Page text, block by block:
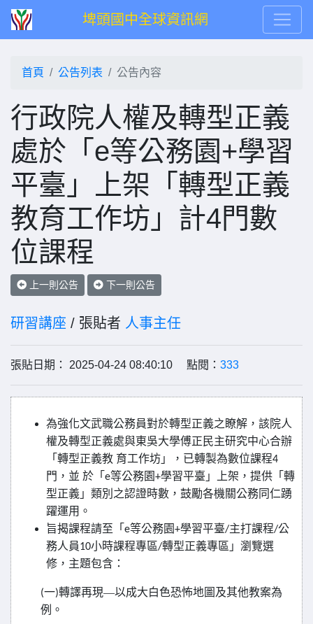
埤頭國中全球資訊網
首頁 公告列表 公告內容
行政院人權及轉型正義
處於「e等公務園+學習
平臺」上架「轉型正義
教育工作坊」計4門數
位課程
上一則公告 下一則公告
研習講座 / 張貼者 人事主任
張貼日期： 2025-04-24 08:40:10 點閱： 333
為強化文武職公務員對於轉型正義之瞭解，該院人
權及轉型正義處與東吳大學傅正民主研究中心合辦
「轉型正義教 育工作坊」，已轉製為數位課程4
門，並 於「 e等公務園+學習平臺」上架，提供「轉
型正義」類別之認證時數，鼓勵各機關公務同仁踴
躍運用。
旨揭課程請至「 e等公務園+學習平臺/主打課程/公
務人員10小時課程專區/轉型正義專區」瀏覽選
修，主題包含：
(一)轉譯再現—以成大白色恐怖地圖及其他教案為
例。